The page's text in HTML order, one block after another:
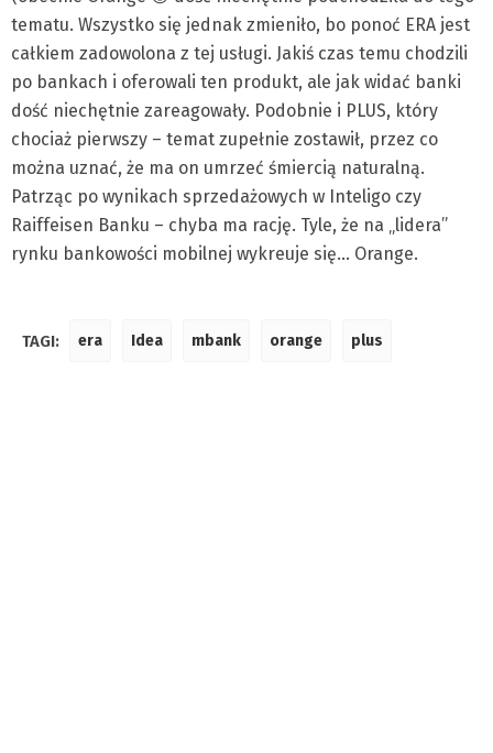
tematu. Wszystko się jednak zmieniło, bo ponoć ERA jest
całkiem zadowolona z tej usługi. Jakiś czas temu chodzili
po bankach i oferowali ten produkt, ale jak widać banki
dość niechętnie zareagowały. Podobnie i PLUS, który
chociaż pierwszy – temat zupełnie zostawił, przez co
można uznać, że ma on umrzeć śmiercią naturalną.
Patrząc po wynikach sprzedażowych w Inteligo czy
Raiffeisen Banku – chyba ma rację. Tyle, że na „lidera”
rynku bankowości mobilnej wykreuje się… Orange.
TAGI: era Idea mbank orange plus